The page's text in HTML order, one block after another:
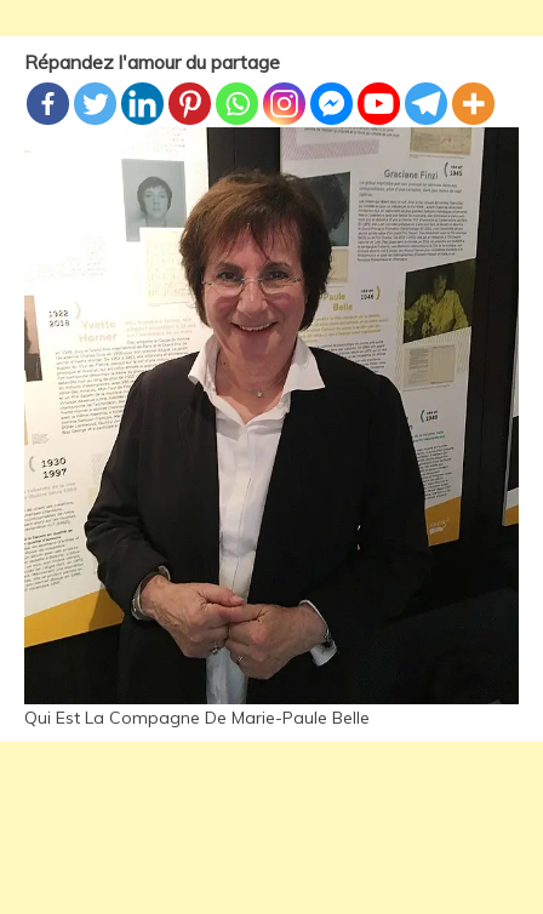
Répandez l'amour du partage
Qui Est La Compagne De Marie-Paule Belle